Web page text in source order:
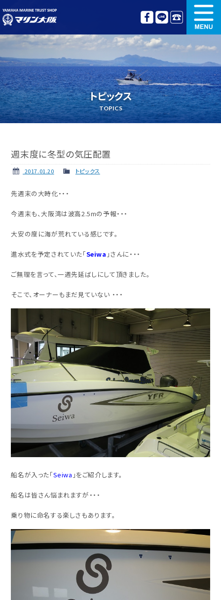
中古艇情報
オリジナル艤装 ボート免許講習
更新講習 クルージング情報
トピックス
TOPICS
週末度に冬型の気圧配置
2017.01.20 トピックス
先週末の大時化・・・
今週末も、大阪湾は波高2.5mの予報・・・
大安の度に海が荒れている感じです。
進水式を予定されていた「Seiwa 」さんに・・・
ご無理を言って、一週先延ばしにして頂きました。
そこで、オーナーもまだ見ていない ・・・
船名が入った「Seiwa 」をご紹介します。
船名は皆さん悩まれますが・・・
乗り物に命名する楽しさもあります。